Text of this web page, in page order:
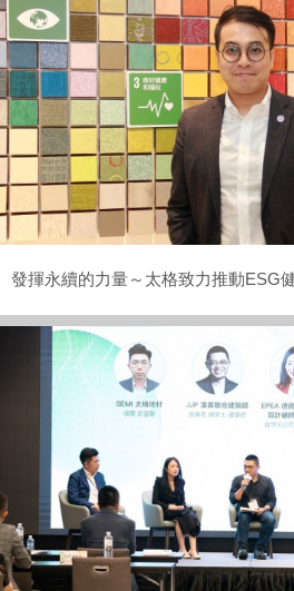
發揮永續的力量～太格致力推動ESG